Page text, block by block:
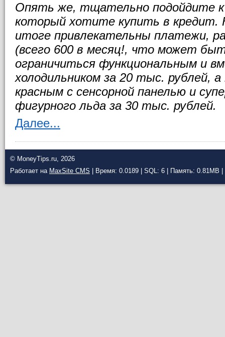
Опять же, тщательно подойдите
который хотите купить в кредит.
итоге привлекательны платежи,
(всего 600 в месяц!, что может
ограничиться функциональным и
холодильником за 20 тыс. рублей, а
красным с сенсорной панелью и
фигурного льда за 30 тыс. рублей.
Далее...
© MoneyTips.ru, 2026
Работает на MaxSite CMS | Время: 0.0189 | SQL: 6 | Память: 0.81MB